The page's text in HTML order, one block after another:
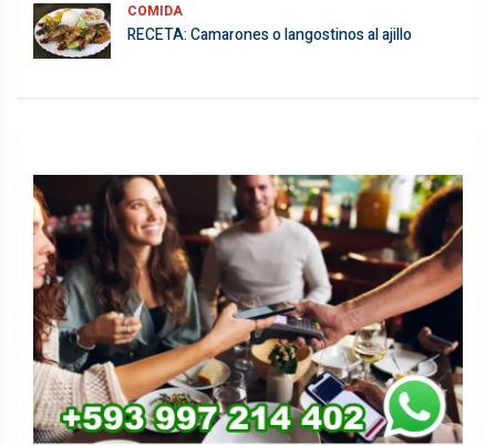
COMIDA
RECETA: Camarones o langostinos al ajillo